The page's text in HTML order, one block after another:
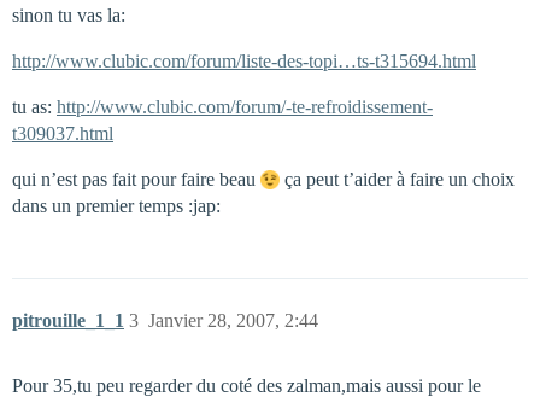
sinon tu vas la:
http://www.clubic.com/forum/liste-des-topi…ts-t315694.html
tu as: http://www.clubic.com/forum/-te-refroidissement-
t309037.html
qui n’est pas fait pour faire beau
ça peut t’aider à faire un choix
dans un premier temps :jap:
pitrouille_1_1 Janvier 28, 2007, 2:44
3
Pour 35,tu peu regarder du coté des zalman,mais aussi pour le